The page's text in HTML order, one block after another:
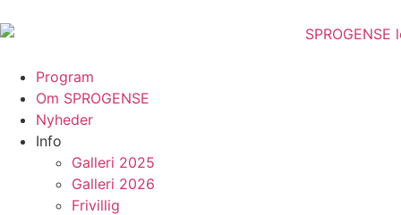
Program
Om SPROGENSE
Nyheder
Info
Galleri 2025
Galleri 2026
Frivillig